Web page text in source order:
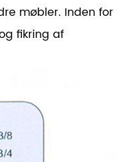
møbler. Inden for
fikring af